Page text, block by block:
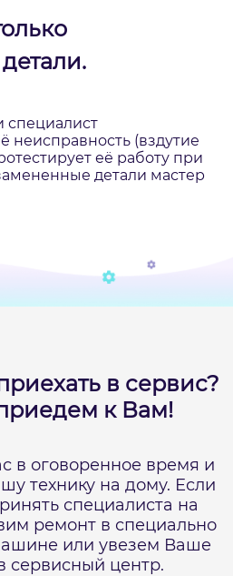
специалист
неисправность (вздутие
её работу при
детали мастер
в сервис?
к Вам!
в оговоренное время и
технику на дому. Если
специалиста на
ремонт в специально
или увезем Ваше
сервисный центр.